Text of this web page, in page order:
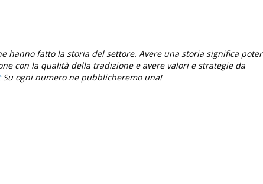
hanno fatto la storia del settore. Avere una storia significa poter
con la qualità della tradizione e avere valori e strategie da
Su ogni numero ne pubblicheremo una!